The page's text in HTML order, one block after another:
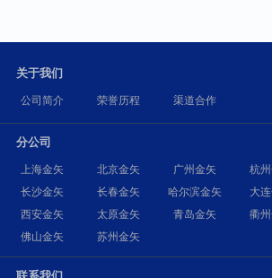
关于我们
公司简介 荣誉历程 渠道合作
分公司
上海金矢 北京金矢 广州金矢 杭
长沙金矢
长春金矢 哈尔滨金矢 大
西安金矢
太原金矢 青岛金矢 衢
佛山金矢
苏州金矢